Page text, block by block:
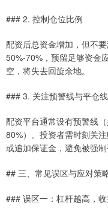
### 2. 控制仓位比例
配资后总资金增加，但不
50%-70%，预留足够资金
空，将失去回旋余地。
### 3. 关注预警线与平仓线
配资平台通常设有预警线
80%）。投资者需时刻关
或追加保证金，避免被强制
## 三、常见误区与应对策
### 误区一：杠杆越高，